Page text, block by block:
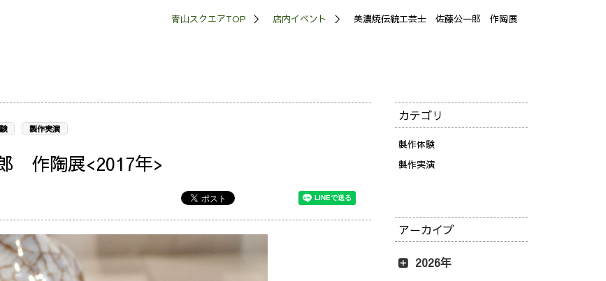
青山スクエアTOP 店内イベント 美濃焼伝統工芸士 佐藤公一郎 作陶展
製作実演
作陶展<2017年>
カテゴリ
製作体験
製作実演
アーカイブ
2026年